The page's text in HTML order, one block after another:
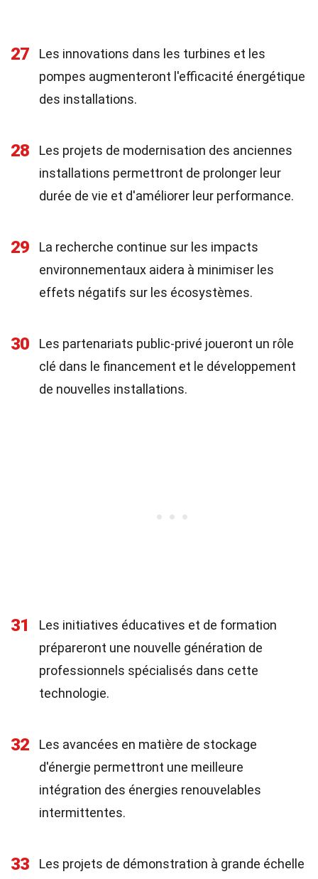
27
Les innovations dans les turbines et les
pompes augmenteront l'efficacité énergétique
des installations.
28
Les projets de modernisation des anciennes
installations permettront de prolonger leur
durée de vie et d'améliorer leur performance.
29
La recherche continue sur les impacts
environnementaux aidera à minimiser les
effets négatifs sur les écosystèmes.
30
Les partenariats public-privé joueront un rôle
clé dans le financement et le développement
de nouvelles installations.
31
Les initiatives éducatives et de formation
prépareront une nouvelle génération de
professionnels spécialisés dans cette
technologie.
32
Les avancées en matière de stockage
d'énergie permettront une meilleure
intégration des énergies renouvelables
intermittentes.
33 Les projets de démonstration à grande échelle